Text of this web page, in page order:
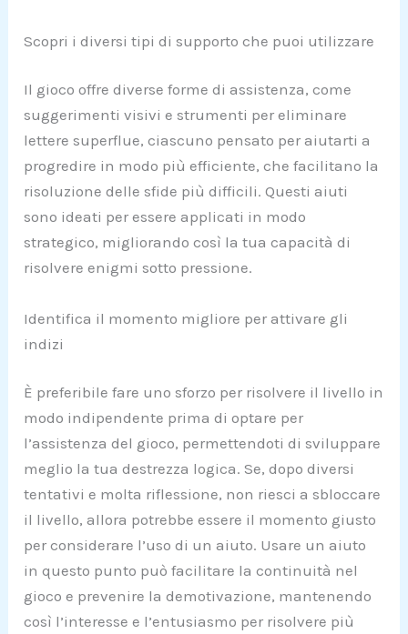
Scopri i diversi tipi di supporto che puoi utilizzare
Il gioco offre diverse forme di assistenza, come
suggerimenti visivi e strumenti per eliminare
lettere superflue, ciascuno pensato per aiutarti a
progredire in modo più efficiente, che facilitano la
risoluzione delle sfide più difficili. Questi aiuti
sono ideati per essere applicati in modo
strategico, migliorando così la tua capacità di
risolvere enigmi sotto pressione.
Identifica il momento migliore per attivare gli
indizi
È preferibile fare uno sforzo per risolvere il livello in
modo indipendente prima di optare per
l’assistenza del gioco, permettendoti di sviluppare
meglio la tua destrezza logica. Se, dopo diversi
tentativi e molta riflessione, non riesci a sbloccare
il livello, allora potrebbe essere il momento giusto
per considerare l’uso di un aiuto. Usare un aiuto
in questo punto può facilitare la continuità nel
gioco e prevenire la demotivazione, mantenendo
così l’interesse e l’entusiasmo per risolvere più